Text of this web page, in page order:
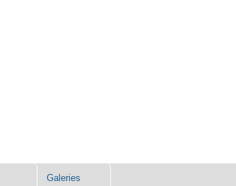
Galeries